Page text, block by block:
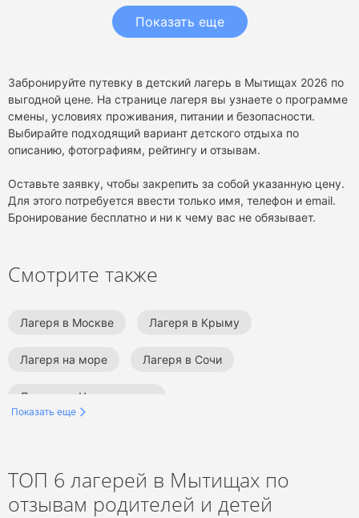
Показать еще
Забронируйте путевку в детский лагерь в Мытищах 2026 по
выгодной цене. На странице лагеря вы узнаете о программе
смены, условиях проживания, питании и безопасности.
Выбирайте подходящий вариант детского отдыха по
описанию, фотографиям, рейтингу и отзывам.
Оставьте заявку, чтобы закрепить за собой указанную цену.
Для этого потребуется ввести только имя, телефон и email.
Бронирование бесплатно и ни к чему вас не обязывает.
Смотрите также
Лагеря в Москве Лагеря в Крыму
Лагеря на море Лагеря в Сочи
Лагеря на Черном море
Лагеря в Анапе Шахматные лагеря
Лагеря по плаванию Спортивные лагеря
Показать еще
ТОП 6 лагерей в Мытищах по
отзывам родителей и детей